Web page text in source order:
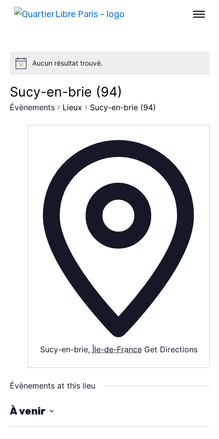
AGENDA
SPECTACLE
À PROPOS
CONTACT
Aucun résultat trouvé.
Sucy-en-brie (94)
Évènements Lieux Sucy-en-brie (94)
Sucy-en-brie, Île-de-France Get Directions
Évènements at this lieu
À venir
S